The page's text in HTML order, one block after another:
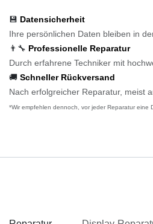
💾 Datensicherheit
Ihre persönlichen Daten bleiben in
👨‍🔧 Professionelle Reparatur
Durch erfahrene Techniker mit
🚚 Schneller Rückversand
Nach erfolgreicher Reparatur, meist
*Wir empfehlen dennoch, vor jeder Reparatur